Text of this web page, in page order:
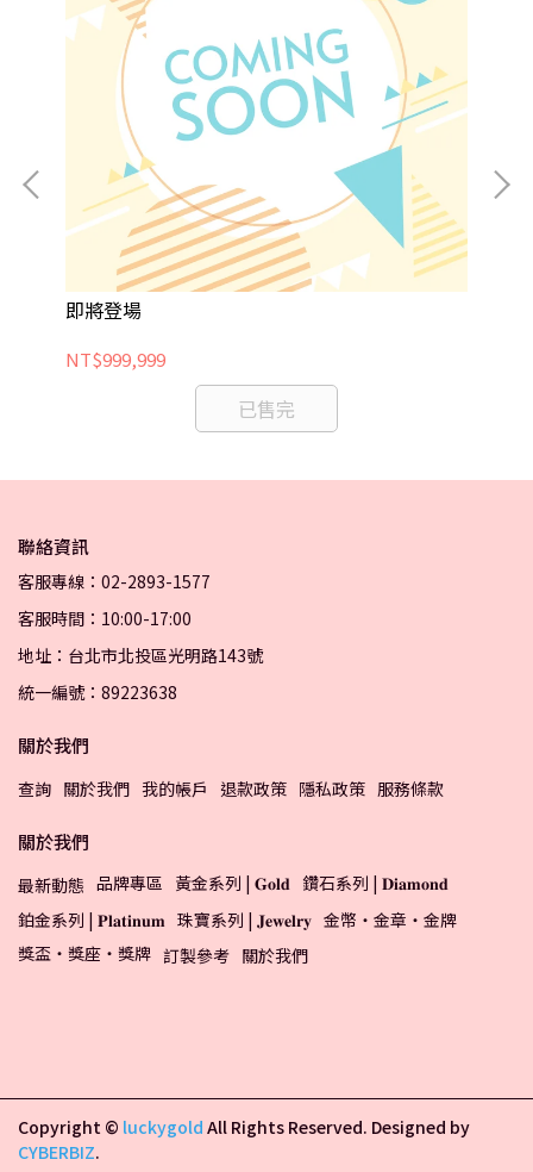
即將登場
NT$999,999
已售完
聯絡資訊
客服專線：02-2893-1577
客服時間：10:00-17:00
地址：台北市北投區光明路143號
統一編號：89223638
關於我們
查詢 關於我們 我的帳戶 退款政策 隱私政策 服務條款
關於我們
最新動態 品牌專區 黃金系列 | 𝐆𝐨𝐥𝐝 鑽石系列 | 𝐃𝐢𝐚𝐦𝐨𝐧𝐝
鉑金系列 | 𝐏𝐥𝐚𝐭𝐢𝐧𝐮𝐦 珠寶系列 | 𝐉𝐞𝐰𝐞𝐥𝐫𝐲 金幣・金章・金牌
獎盃・獎座・獎牌 訂製參考 關於我們
Copyright © luckygold All Rights Reserved. Designed by
CYBERBIZ.